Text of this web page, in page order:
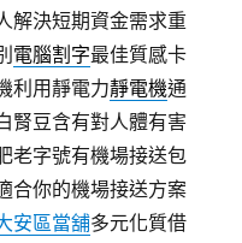
解決短期資金需求重
電腦割字最佳質感卡
利用靜電力靜電機通
腎豆含有對人體有害
老字號有機場接送包
合你的機場接送方案
安區當舖多元化質借